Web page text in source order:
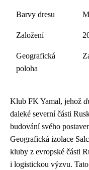
Barvy dresu
Založení
Geografická
poloha
Klub FK Yamal, jehož
daleké severní části
budování svého
Geografická izolace
kluby z evropské části
i logistickou výzvu.